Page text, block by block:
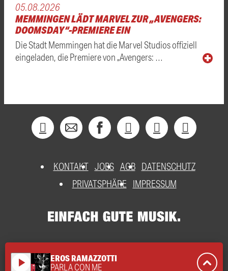
05.08.2026
MEMMINGEN LÄDT MARVEL ZUR „AVENGERS:
DOOMSDAY“-PREMIERE EIN
Die Stadt Memmingen hat die Marvel Studios offiziell
eingeladen, die Premiere von „Avengers: …
KONTAKT JOBS AGB DATENSCHUTZ
PRIVATSPHÄRE
IMPRESSUM
play_arrow EROS RAMAZZOTTI
PARLA CON ME